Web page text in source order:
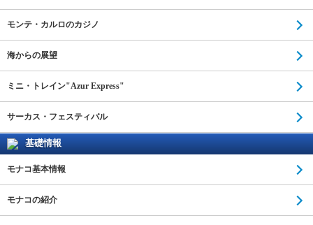
モンテ・カルロのカジノ
海からの展望
ミニ・トレイン"Azur Express"
サーカス・フェスティバル
基礎情報
モナコ基本情報
モナコの紹介